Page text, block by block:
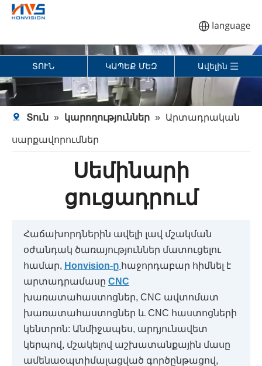
ՏՈՒՆ ԿԱՊԵՔ ՄԵԶ Ավելին
Տուն » կարողություններ » Արտադրական
սարքավորումներ
Սեմինարի
ցուցադրում
Հաճախորդներին ավելի լավ մշակման
օժանդակ ծառայություններ մատուցելու
համար, Honvision-ը հաջորդաբար հիմնել է
արտադրամասը CNC
խառատահաստոցներ, CNC ավտոմատ
խառատահաստոցներ և CNC հաստոցների
կենտրոն: Անմիջապես, արդյունավետ
կերպով, մշակելով աշխատանքային մասը
ամենաօպտիմալացված գործընթացով,